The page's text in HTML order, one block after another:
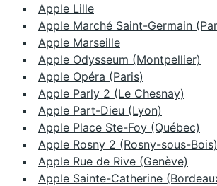
Apple Lille
Apple Marché Saint-Germain
Apple Marseille
Apple Odysseum (Montpellier)
Apple Opéra (Paris)
Apple Parly 2 (Le Chesnay)
Apple Part-Dieu (Lyon)
Apple Place Ste-Foy (Québec)
Apple Rosny 2 (Rosny-sous-Bois)
Apple Rue de Rive (Genève)
Apple Sainte-Catherine